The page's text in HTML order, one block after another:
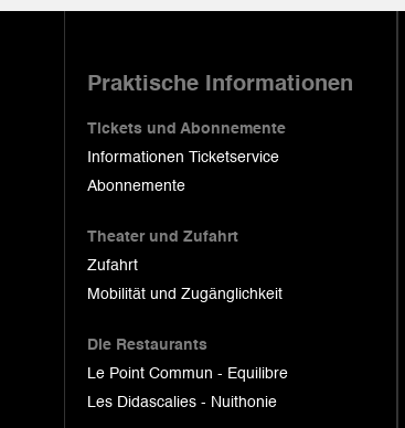
Praktische Informationen
Tickets und Abonnemente
Informationen Ticketservice
Abonnemente
Theater und Zufahrt
Zufahrt
Mobilität und Zugänglichkeit
Die Restaurants
Le Point Commun - Equilibre
Les Didascalies - Nuithonie